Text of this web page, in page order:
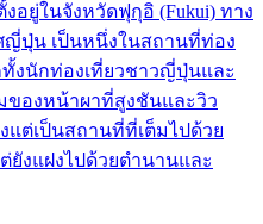
อยู่ในจังหวัดฟุกุอิ (Fukui) ทาง
ปุ่น เป็นหนึ่งในสถานที่ท่อง
งนักท่องเที่ยวชาวญี่ปุ่นและ
ของหน้าผาที่สูงชันและวิว
ต่เป็นสถานที่ที่เต็มไปด้วย
งแฝงไปด้วยตำนานและ